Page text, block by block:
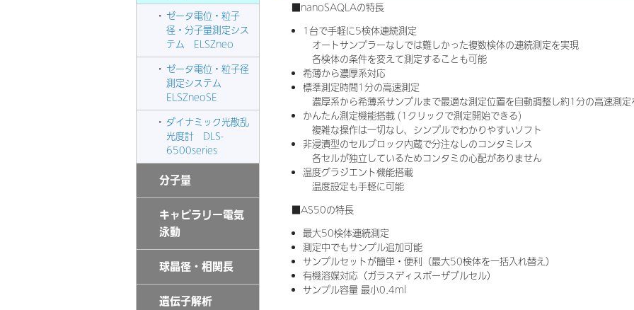
ゼータ電位・粒子
径・分子量測定シス
テム ELSZneo
ゼータ電位・粒子径
測定システム
ELSZneoSE
ダイナミック光散乱
光度計 DLS-
6500series
分子量
キャピラリー電気
泳動
球晶径・相関長
遺伝子解析
■nanoSAQLAの特長
1台で手軽に5検体連続測定
オートサンプラーなしでは難しかった複数検体の連続測定を実現
各検体の条件を変えて測定することも可能
希薄から濃厚系対応
標準測定時間1分の高速測定
濃厚系から希薄系サンプルまで最適な測定位置を自動調整し約1分の高速測定
かんたん測定機能搭載 (1クリックで測定開始できる)
複雑な操作は一切なし、シンプルでわかりやすいソフト
非浸漬型のセルブロック内蔵で分注なしのコンタミレス
各セルが独立しているためコンタミの心配がありません
温度グラジエント機能搭載
温度設定も手軽に可能
■AS50の特長
最大50検体連続測定
測定中でもサンプル追加可能
サンプルセットが簡単・便利（最大50検体を一括入れ替え）
有機溶媒対応（ガラスディスポーザブルセル）
サンプル容量 最小0.4ml